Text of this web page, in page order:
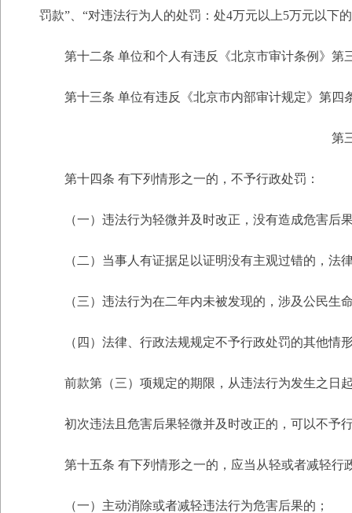
罚款”、“对违法行为人的处罚：处4万元以上5万元以下
第十二条 单位和个人有违反《北京市审计条例》
第十三条 单位有违反《北京市内部审计规定》第
第
第十四条 有下列情形之一的，不予行政处罚：
（一）违法行为轻微并及时改正，没有造成危害后
（二）当事人有证据足以证明没有主观过错的，法
（三）违法行为在二年内未被发现的，涉及公民
（四）法律、行政法规规定不予行政处罚的其他情
前款第（三）项规定的期限，从违法行为发生之日
初次违法且危害后果轻微并及时改正的，可以不予
第十五条 有下列情形之一的，应当从轻或者减轻行
（一）主动消除或者减轻违法行为危害后果的；